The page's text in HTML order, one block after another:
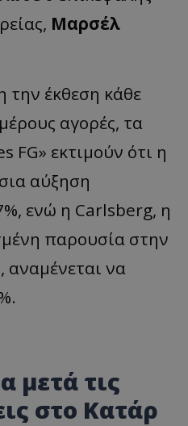
Μαρσέλ
έκθεση κάθε
αγορές, τα
FG» εκτιμούν ότι η
αύξηση
ενώ η Carlsberg, η
παρουσία στην
αναμένεται να
μετά τις
στο Κατάρ